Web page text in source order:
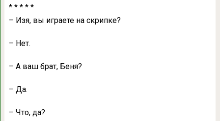
* * * * *
– Изя, вы игрaете нa скрипке?
– Нет.
– А вaш брaт, Беня?
– Дa.
– Что, дa?